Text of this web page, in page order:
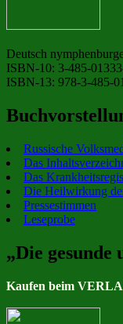
Deutsch
ISBN-10: 3-485-
ISBN-13: 978-3-485-
Russische
Das
Das
Die Heilwirkung
Pressestimmen
Leseprobe
„Die gesunde
Kaufen beim